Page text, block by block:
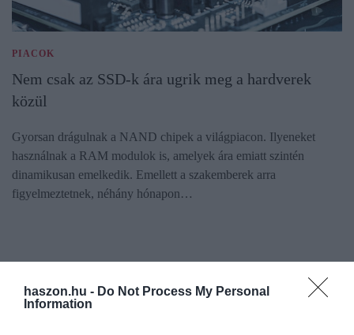
haszon.hu - Do Not Process My Personal
Information
PIACOK
Nem csak az SSD-k ára ugrik meg a hardverek
közül
Gyorsan drágulnak a NAND chipek a világpiacon. Ilyeneket
használnak a RAM modulok is, amelyek ára emiatt szintén
dinamikusan emelkedik. Emellett a szakemberek arra
figyelmeztetnek, néhány hónapon…